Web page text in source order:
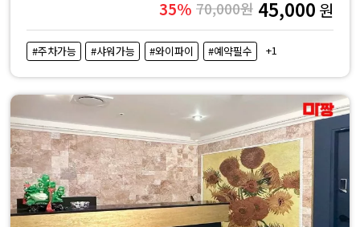
35% 70,000원 45,000 원
#주차가능 #샤워가능 #와이파이 #예약필수 +1